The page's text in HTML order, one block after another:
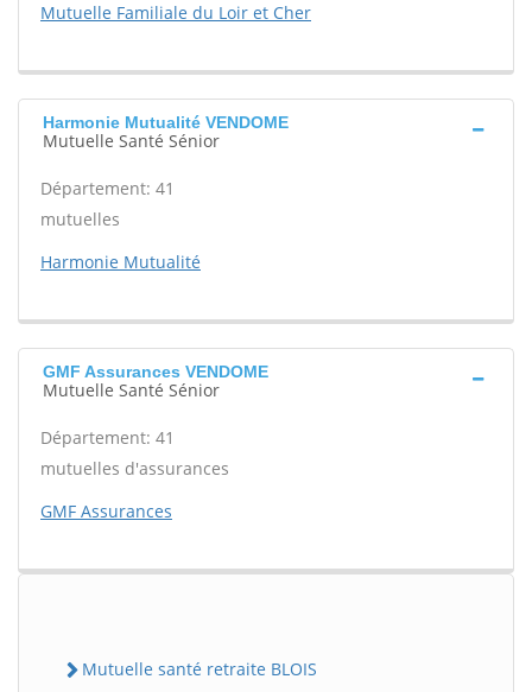
Mutuelle Familiale du Loir et Cher
Harmonie Mutualité VENDOME
Mutuelle Santé Sénior
Département: 41
mutuelles
Harmonie Mutualité
GMF Assurances VENDOME
Mutuelle Santé Sénior
Département: 41
mutuelles d'assurances
GMF Assurances
Mutuelle santé retraite BLOIS